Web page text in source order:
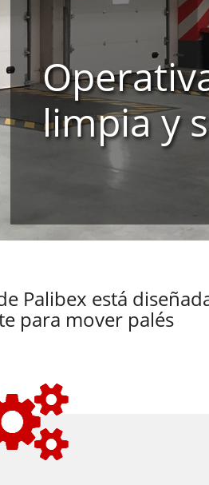
limpia y
Palibex está
para mover palés